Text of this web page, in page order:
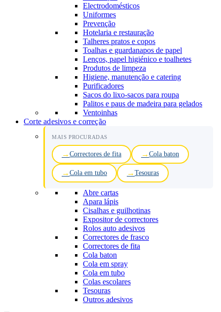
Electrodomésticos
Uniformes
Prevenção
Hotelaria e restauração
Talheres pratos e copos
Toalhas e guardanapos de papel
Lenços, papel higiénico e toalhetes
Produtos de limpeza
Higiene, manutenção e catering
Purificadores
Sacos do lixo-sacos para roupa
Palitos e paus de madeira para gelados
Ventoinhas
Corte adesivos e correção
MAIS PROCURADAS
Correctores de fita Cola baton
Cola em tubo Tesouras
Abre cartas
Apara lápis
Cisalhas e guilhotinas
Expositor de correctores
Rolos auto adesivos
Correctores de frasco
Correctores de fita
Cola baton
Cola em spray
Cola em tubo
Colas escolares
Tesouras
Outros adesivos